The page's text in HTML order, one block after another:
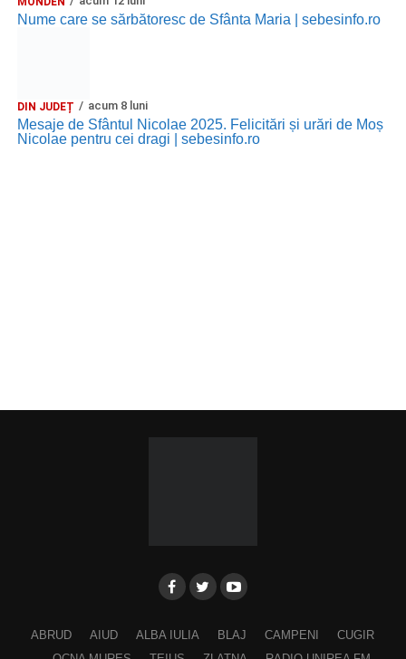
Nume care se sărbătoresc de Sfânta Maria | sebesinfo.ro
DIN JUDEȚ acum 8 luni
Mesaje de Sfântul Nicolae 2025. Felicitări și urări de Moș
Nicolae pentru cei dragi | sebesinfo.ro
ABRUD AIUD ALBA IULIA BLAJ CAMPENI
CUGIR